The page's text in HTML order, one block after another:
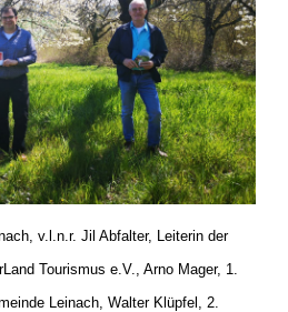
v.l.n.r. Jil Abfalter, Leiterin der
Tourismus e.V., Arno Mager, 1.
Leinach, Walter Klüpfel, 2.